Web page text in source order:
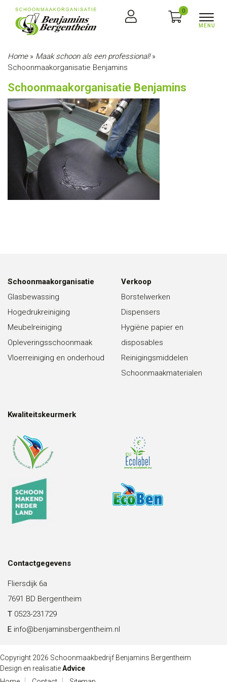
0
Home» Maak schoon als een professional!»
Schoonmaakorganisatie Benjamins
Schoonmaakorganisatie Benjamins
Schoonmaakorganisatie
Glasbewassing
Hogedrukreiniging
Meubelreiniging
Opleveringsschoonmaak
Vloerreiniging en onderhoud
Verkoop
Borstelwerken
Dispensers
Hygiëne papier en
disposables
Reinigingsmiddelen
Schoonmaakmaterialen
Kwaliteitskeurmerk
Contactgegevens
Fliersdijk 6a
7691 BD Bergentheim
T 0523-231729
E info@benjaminsbergentheim.nl
Copyright 2026 Schoonmaakbedrijf Benjamins Bergentheim
Design en realisatieAdvice